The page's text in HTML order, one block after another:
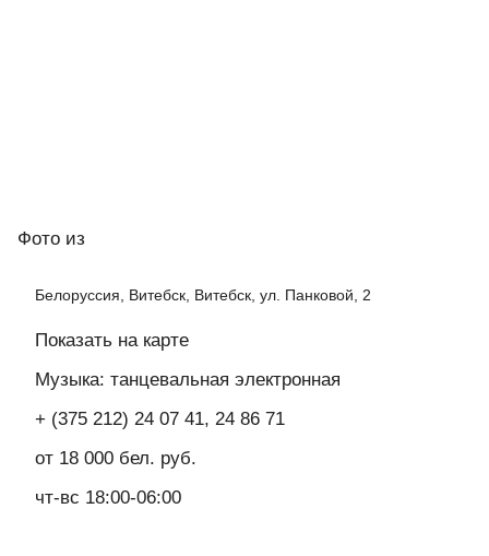
Фото из
Белоруссия, Витебск, Витебск, ул. Панковой, 2
Показать на карте
Музыка: танцевальная электронная
+ (375 212) 24 07 41, 24 86 71
от 18 000 бел. руб.
чт-вс 18:00-06:00